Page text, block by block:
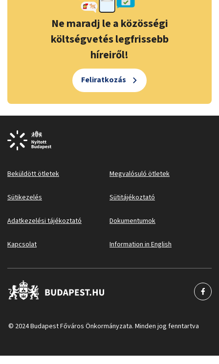
Ne maradj le a közösségi
költségvetés legfrissebb
híreiről!
Feliratkozás
Beküldött ötletek Megvalósuló ötletek
Sütikezelés Sütitájékoztató
Adatkezelési tájékoztató Dokumentumok
Kapcsolat Information in English
© 2024 Budapest Főváros Önkormányzata. Minden jog fenntartva